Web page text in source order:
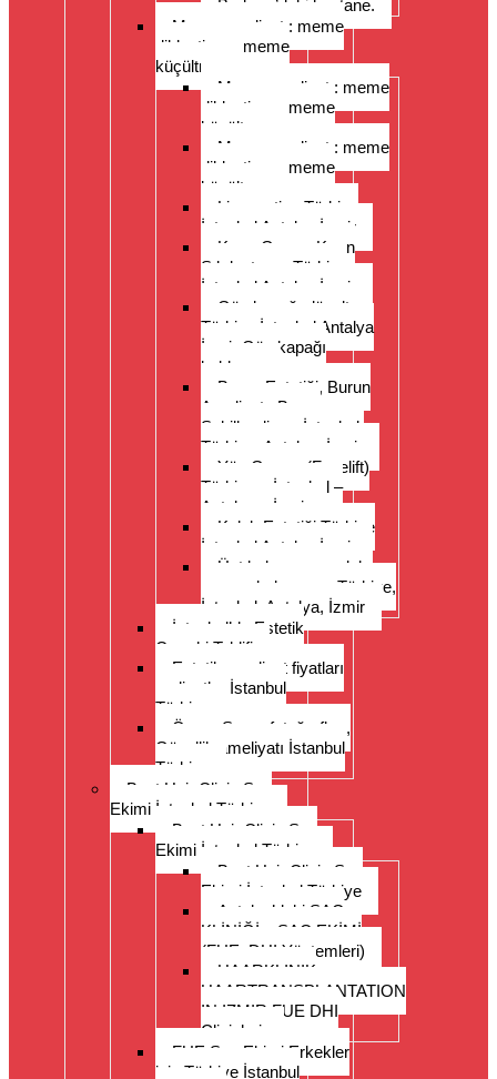
Bodrum’daki hastane.
Meme ameliyatı: meme
dikleştirme, meme
küçültme
Meme ameliyatı: meme
dikleştirme, meme
küçültme
Meme ameliyatı: meme
dikleştirme, meme
küçültme
Liposuction Türkiye
İstanbul Antalya İzmir
Karın Germe Karın
Sıkılaştırma Türkiye
İstanbul Antalya İzmir
Göz kapağı düzeltme
Türkiye İstanbul Antalya
İzmir Göz kapağı
kaldırma
Burun Estetiği, Burun
Ameliyatı, Burun
Şekillendirme İstanbul,
Türkiye, Antalya, İzmir
Yüz Germe (Facelift)
Türkiye – İstanbul –
Antalya – İzmir
Kulak Estetiği Türkiye
İstanbul Antalya İzmir
Üst kol germe, uyluk
germe, kol germe, Türkiye,
İstanbul, Antalya, İzmir
İstanbul’da Estetik
Cerrahi Teklifi
Estetik ameliyat fiyatları
maliyetler İstanbul
Türkiye
Önce- Sonra fotoğrafları,
Güzellik ameliyatı İstanbul
Türkiye
Best Hair Clinic Saç
Ekimi İstanbul Türkiye
Best Hair Clinic Saç
Ekimi İstanbul Türkiye
Best Hair Clinic Saç
Ekimi İstanbul Türkiye
Antalya’daki SAÇ
KLİNİĞİ – SAÇ EKİMİ
(FUE, DHI Yöntemleri)
HAARKLINIK
HAARTRANSPLANTATION
IN IZMIR FUE DHI
Clinichair
FUE Saç Ekimi Erkekler
için Türkiye İstanbul